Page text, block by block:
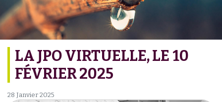
LA JPO VIRTUELLE, LE 10
FÉVRIER 2025
28 Janvier 2025